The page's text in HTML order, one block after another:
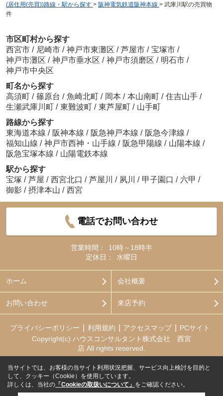
(居住用(売買))路線・駅から探す > 阪神電気鉄道阪神本線 > 武庫川駅の売買物
件
市区町村から探す
西宮市 / 尼崎市 / 神戸市東灘区 / 芦屋市 / 宝塚市 /
神戸市灘区 / 神戸市垂水区 / 神戸市須磨区 / 明石市 /
神戸市中央区
町名から探す
高須町 / 篠原台 / 魚崎北町 / 岡本 / 本山南町 / 住吉山手 /
生瀬武庫川町 / 東難波町 / 東芦屋町 / 山手町
路線から探す
東海道本線 / 阪神本線 / 阪急神戸本線 / 阪急今津線 /
福知山線 / 神戸市西神・山手線 / 阪急甲陽線 / 山陽本線 /
阪急宝塚本線 / 山陽電鉄本線
駅から探す
宝塚 / 芦屋 / 西宮北口 / 芦屋川 / 夙川 / 甲子園口 / 六甲 /
御影 / 摂津本山 / 西宮
電話でお問い合わせ
営業時間：
10時～18時半
定休日：
水曜日
ホーム 会社概要
お問い合わせ 来店予約
プライバシーポリシー 利用規約 アクセスマップ
PCサイト
Copyright(c) ハウスコンサルタント株式会社 西宮
店 All rights reserved.
当サイトでは、お客様の当サイト利用状況把握、サービス向上検討を目的と
して、クッキー（Cookie）を使用しています。
詳しくは、当社の 「Cookieの取扱いについて」 をご確認ください。